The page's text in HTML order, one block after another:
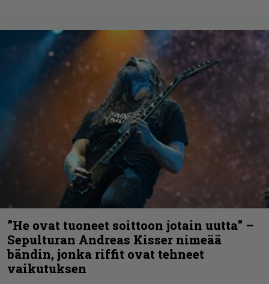
”He ovat tuoneet soittoon jotain uutta” –
Sepulturan Andreas Kisser nimeää
bändin, jonka riffit ovat tehneet
vaikutuksen